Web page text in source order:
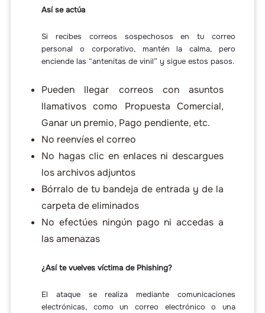
Así se actúa
Si recibes correos sospechosos en tu correo
personal o corporativo, mantén la calma, pero
enciende las “antenitas de vinil” y sigue estos pasos.
Pueden llegar correos con asuntos
llamativos como Propuesta Comercial,
Ganar un premio, Pago pendiente, etc.
No reenvíes el correo
No hagas clic en enlaces ni descargues
los archivos adjuntos
Bórralo de tu bandeja de entrada y de la
carpeta de eliminados
No efectúes ningún pago ni accedas a
las amenazas
¿Así te vuelves víctima de Phishing?
El ataque se realiza mediante comunicaciones
electrónicas, como un correo electrónico o una